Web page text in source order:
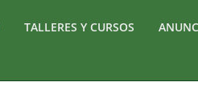
TALLERES Y CURSOS